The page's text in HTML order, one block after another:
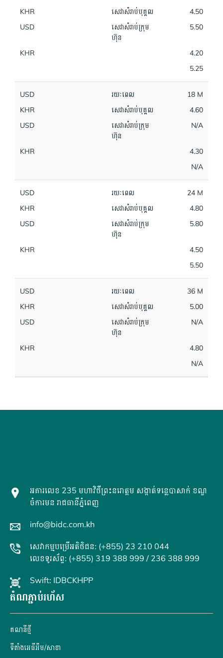
KHR
សេវាសំរាប់បុគ្គល
4.50
USD
សេវាសំរាប់ក្រុម
ហ៊ុន
5.50
KHR
4.20
5.25
USD រយៈពេល
18 M
KHR
សេវាសំរាប់បុគ្គល
4.60
USD
សេវាសំរាប់ក្រុម
ហ៊ុន
N/A
KHR
4.30
N/A
USD រយៈពេល
24 M
KHR
សេវាសំរាប់បុគ្គល
4.80
USD
សេវាសំរាប់ក្រុម
ហ៊ុន
5.80
KHR
4.50
5.50
USD រយៈពេល
36 M
KHR
សេវាសំរាប់បុគ្គល
5.00
USD
សេវាសំរាប់ក្រុម
ហ៊ុន
N/A
KHR
4.80
N/A
អគារលេខ 235 មហាវិថីព្រះនរោត្តម សង្កាត់ទន្លេបាសាក់ ខណ្ឌ
ចំការមន រាជធានីភ្នំពេញ
info@bidc.com.kh
សេវាកម្មបម្រើអតិថិជន: (+855) 23 210 044
លេខទូរស័ព្ទ: (+855) 319 388 999 / 236 388 999
Swift: IDBCKHPP
តំណភ្ជាប់រហ័ស
គណនី​ថ្មី
ទីតាំងអេធីអឹម/សាខា